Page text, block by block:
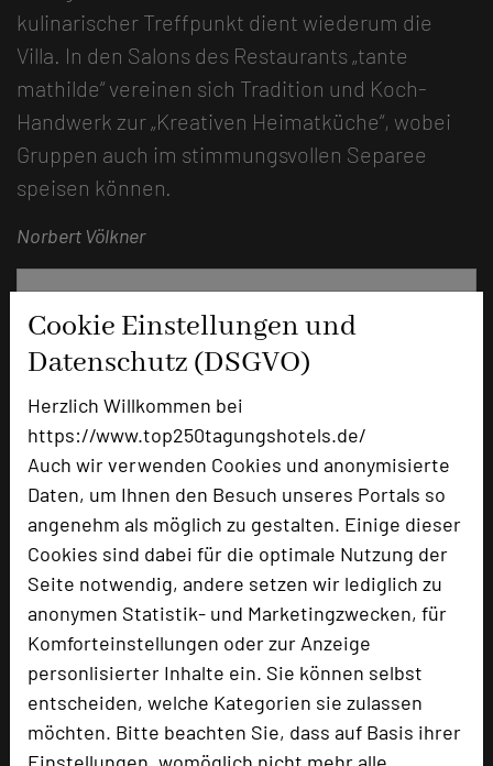
Cookie Einstellungen und
Datenschutz (DSGVO)
Herzlich Willkommen bei
https://www.top250tagungshotels.de/
Auch wir verwenden Cookies und anonymisierte
Daten, um Ihnen den Besuch unseres Portals so
angenehm als möglich zu gestalten. Einige dieser
Cookies sind dabei für die optimale Nutzung der
Seite notwendig, andere setzen wir lediglich zu
anonymen Statistik- und Marketingzwecken, für
Komforteinstellungen oder zur Anzeige
personlisierter Inhalte ein. Sie können selbst
entscheiden, welche Kategorien sie zulassen
möchten. Bitte beachten Sie, dass auf Basis ihrer
kulinarischer Treffpunkt dient wiederum die
Villa. In den Salons des Restaurants „tante
mathilde“ vereinen sich Tradition und Koch-
Handwerk zur „Kreativen Heimatküche“, wobei
Gruppen auch im stimmungsvollen Separee
speisen können.
Norbert Völkner
hôtel villa raab
Altenburger Straße 60
36304 Alsfeld
phone +49 6631 911470
mail Email
language Homepage